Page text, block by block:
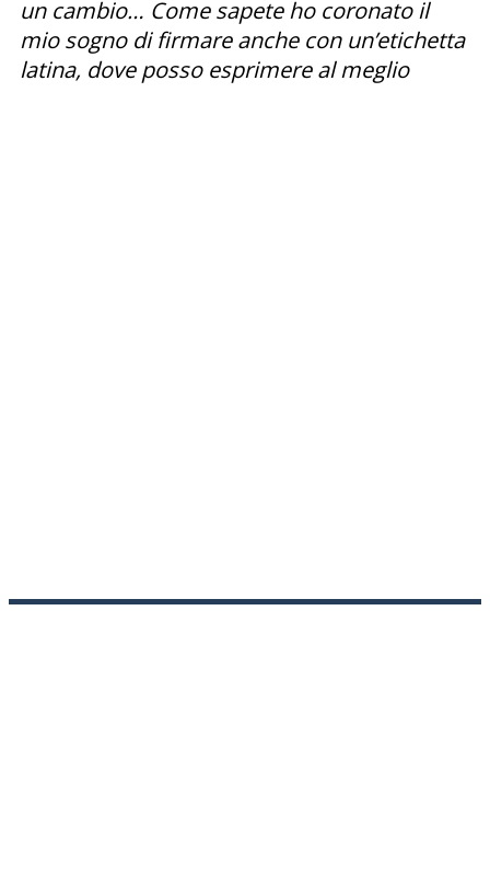
un cambio… Come sapete ho coronato il
mio sogno di firmare anche con un’etichetta
latina, dove posso esprimere al meglio